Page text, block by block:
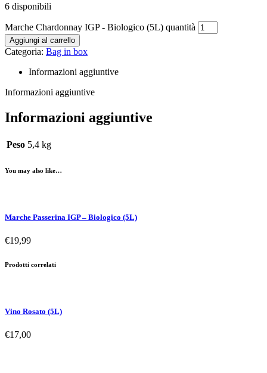
6 disponibili
Marche Chardonnay IGP - Biologico (5L) quantità
Aggiungi al carrello
Categoria: Bag in box
Informazioni aggiuntive
Informazioni aggiuntive
Informazioni aggiuntive
Peso 5,4 kg
You may also like…
Marche Passerina IGP – Biologico (5L)
€19,99
Prodotti correlati
Vino Rosato (5L)
€17,00